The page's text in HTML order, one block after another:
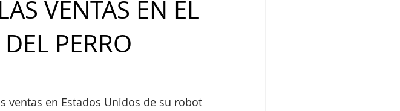
VENTAS EN EL
PERRO
ventas en Estados Unidos de su robot